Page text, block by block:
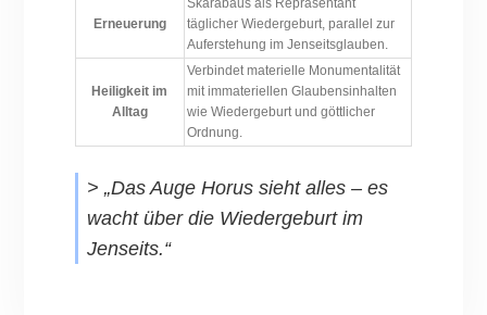
Erneuerung
Skarabäus als Repräsentant
täglicher Wiedergeburt, parallel zur
Auferstehung im Jenseitsglauben.
Heiligkeit im
Alltag
Verbindet materielle Monumentalität
mit immateriellen Glaubensinhalten
wie Wiedergeburt und göttlicher
Ordnung.
> „Das Auge Horus sieht alles – es
wacht über die Wiedergeburt im
Jenseits.“